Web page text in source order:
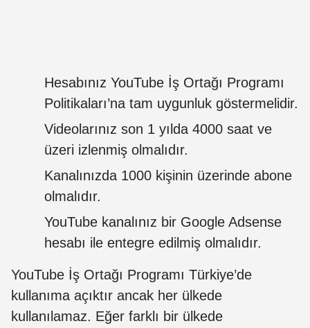
Hesabınız YouTube İş Ortağı Programı
Politikaları’na tam uygunluk göstermelidir.
Videolarınız son 1 yılda 4000 saat ve
üzeri izlenmiş olmalıdır.
Kanalınızda 1000 kişinin üzerinde abone
olmalıdır.
YouTube kanalınız bir Google Adsense
hesabı ile entegre edilmiş olmalıdır.
YouTube İş Ortağı Programı Türkiye’de
kullanıma açıktır ancak her ülkede
kullanılamaz. Eğer farklı bir ülkede